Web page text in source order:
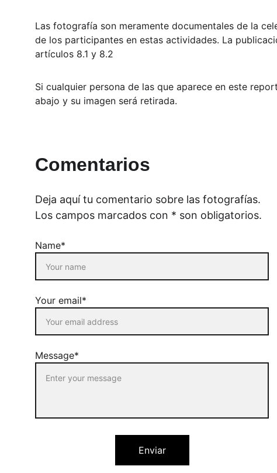
Las fotografía son meramente documentales de la
de los participantes en estas actividades. La
artículos 8.1 y 8.2
Si cualquier persona de las que aparece en este
abajo y su imagen será retirada.
Comentarios
Deja aquí tu comentario sobre las fotografías.
Los campos marcados con * son obligatorios.
Name*
Your email*
Message*
Enviar